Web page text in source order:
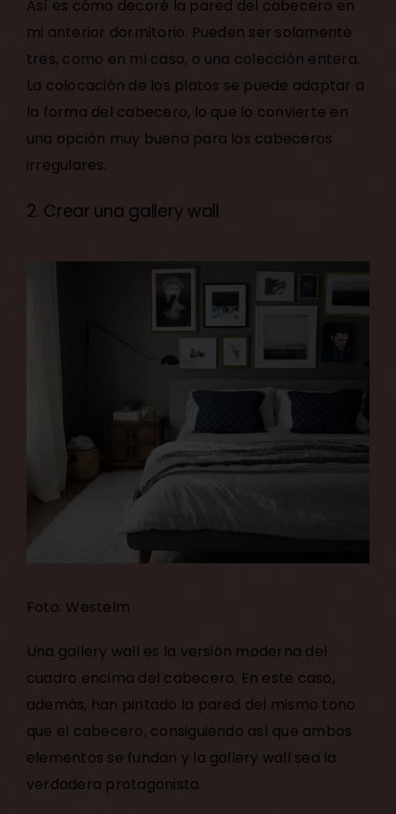
Así es cómo decoré la pared del cabecero en
mi anterior dormitorio. Pueden ser solamente
tres, como en mi caso, o una colección entera.
La colocación de los platos se puede adaptar a
la forma del cabecero, lo que lo convierte en
una opción muy buena para los cabeceros
irregulares.
2. Crear una gallery wall
Foto: Westelm
Una gallery wall es la versión moderna del
cuadro encima del cabecero. En este caso,
además, han pintado la pared del mismo tono
que el cabecero, consiguiendo así que ambos
elementos se fundan y la gallery wall sea la
verdadera protagonista.